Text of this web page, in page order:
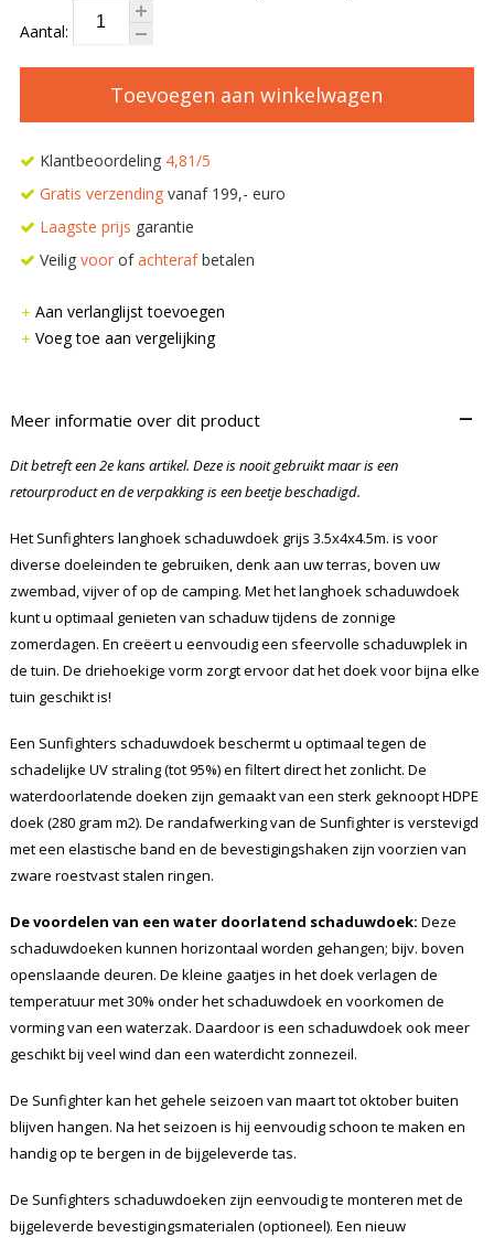
Aantal:
Toevoegen aan winkelwagen
Klantbeoordeling 4,81/5
Gratis verzendingvanaf 199,- euro
Laagste prijs garantie
Veilig voorofachterafbetalen
Aan verlanglijst toevoegen
Voeg toe aan vergelijking
Meer informatie over dit product –
Dit betreft een 2e kans artikel. Deze is nooit gebruikt maar is een
retourproduct en de verpakking is een beetje beschadigd.
Het Sunfighters langhoek schaduwdoek grijs 3.5x4x4.5m. is voor
diverse doeleinden te gebruiken, denk aan uw terras, boven uw
zwembad, vijver of op de camping. Met het langhoek schaduwdoek
kunt u optimaal genieten van schaduw tijdens de zonnige
zomerdagen. En creëert u eenvoudig een sfeervolle schaduwplek in
de tuin. De driehoekige vorm zorgt ervoor dat het doek voor bijna elke
tuin geschikt is!
Een Sunfighters schaduwdoek beschermt u optimaal tegen de
schadelijke UV straling (tot 95%) en filtert direct het zonlicht. De
waterdoorlatende doeken zijn gemaakt van een sterk geknoopt HDPE
doek (280 gram m2). De randafwerking van de Sunfighter is verstevigd
met een elastische band en de bevestigingshaken zijn voorzien van
zware roestvast stalen ringen.
De voordelen van een water doorlatend schaduwdoek: Deze
schaduwdoeken kunnen horizontaal worden gehangen; bijv. boven
openslaande deuren. De kleine gaatjes in het doek verlagen de
temperatuur met 30% onder het schaduwdoek en voorkomen de
vorming van een waterzak. Daardoor is een schaduwdoek ook meer
geschikt bij veel wind dan een waterdicht zonnezeil.
De Sunfighter kan het gehele seizoen van maart tot oktober buiten
blijven hangen. Na het seizoen is hij eenvoudig schoon te maken en
handig op te bergen in de bijgeleverde tas.
De Sunfighters schaduwdoeken zijn eenvoudig te monteren met de
bijgeleverde bevestigingsmaterialen (optioneel). Een nieuw